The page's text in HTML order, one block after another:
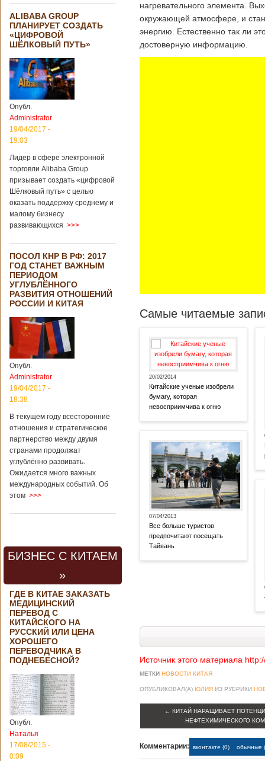
ALIBABA GROUP
ПЛАНИРУЕТ СОЗДАТЬ
«ЦИФРОВОЙ
ШЁЛКОВЫЙ ПУТЬ»
Опубл.
Administrator
19/04/2017 -
19:03
Лидер в сфере электронной
торговли Alibaba Group
призывает создать «цифровой
Шёлковый путь» с целью
оказать поддержку среднему и
малому бизнесу
развивающихся >>>
ПОСОЛ КНР В РФ: 2017
ГОД СТАНЕТ ВАЖНЫМ
ПЕРИОДОМ
УГЛУБЛЁННОГО
РАЗВИТИЯ ОТНОШЕНИЙ
РОССИИ И КИТАЯ
Опубл.
Administrator
19/04/2017 -
18:38
В текущем году всесторонние
отношения и стратегическое
партнерство между двумя
странами продолжат
углублённо развивать.
Ожидается много важных
международных событий. Об
этом >>>
БИЗНЕС С КИТАЕМ
»
ГДЕ В КИТАЕ ЗАКАЗАТЬ
МЕДИЦИНСКИЙ
ПЕРЕВОД С
КИТАЙСКОГО НА
РУССКИЙ ИЛИ ЦЕНА
ХОРОШЕГО
ПЕРЕВОДЧИКА В
ПОДНЕБЕСНОЙ?
Опубл.
Наталья
17/08/2015 -
0:09
нагревательного элемента.
окружающей атмосфере, и
энергию. Естественно так ли
достоверную информацию.
Самые читаемые
20/02/2014
Китайские ученые изобрели
бумагу, которая
невосприимчива к огню
07/04/2013
Все больше туристов
предпочитают посещать
Тайвань
Источник этого материала
МЕТКИ НОВОСТИ КИТАЯ
ОПУБЛИКОВАЛ(А) ЮЛИЯ ИЗ РУБРИКИ
← КИТАЙ НАРАЩИВАЕТ
НЕФТЕХИМИЧЕСКОГО
Комментарии: вконтакте (0) обычные